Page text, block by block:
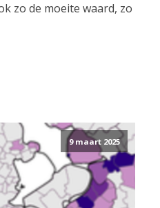
zo de moeite waard, zo
9 maart 2025